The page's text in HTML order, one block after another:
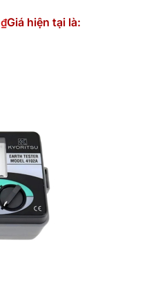
₫Giá hiện tại là: